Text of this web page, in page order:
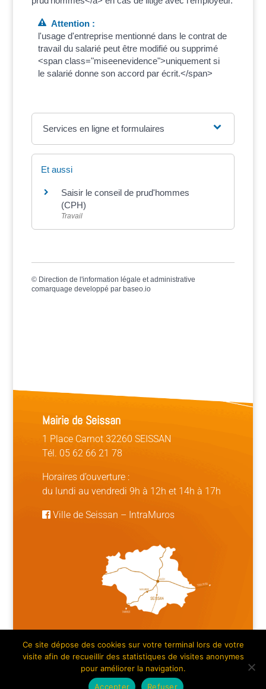
Attention :
l'usage d'entreprise mentionné dans le contrat de
travail du salarié peut être modifié ou supprimé
<span class="miseenevidence">uniquement si
le salarié donne son accord par écrit.</span>
Services en ligne et formulaires
Et aussi
Saisir le conseil de prud'hommes
(CPH)
Travail
© Direction de l'information légale et administrative
comarquage developpé par baseo.io
Mairie de Seissan
1 Place Carnot 32260 SEISSAN
Tél. 05 62 66 21 78
Horaires d’ouverture :
du lundi au vendredi 9h à 12h et 14h à 17h
Ville de Seissan – IntraMuros
Mentions légales | Crédits |Plan du site
Ce site dépose des cookies sur votre terminal lors de votre
visite afin de recueillir des statistiques de visites anonymes
pour améliorer la navigation.
Accepter
Refuser